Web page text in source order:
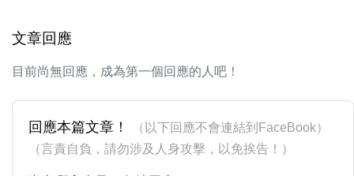
文章回應
目前尚無回應，成為第一個回應的人吧！
回應本篇文章！
（以下回應不會連結到FaceBook）
（言責自負，請勿涉及人身攻擊，以免挨告！）